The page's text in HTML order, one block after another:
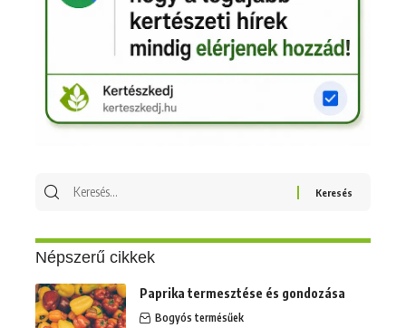
Keresés
Népszerű cikkek
Paprika termesztése és gondozása
Bogyós termésűek